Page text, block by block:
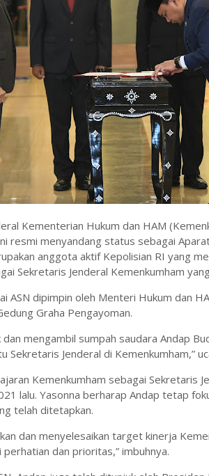
Kementerian Hukum dan HAM
resmi menyandang status sebagai
anggota aktif Kepolisian RI yang
Sekretaris Jenderal Kemenkumham
ASN dipimpin oleh Menteri Hukum dan
Graha Pengayoman.
dan mengambil sumpah saudara Andap
Sekretaris Jenderal di Kemenkumham,”
Kemenkumham sebagai Sekretaris
lalu. Yasonna berharap Andap tetap
telah ditetapkan.
dan menyelesaikan target kinerja
dan prioritas,” imbuhnya.